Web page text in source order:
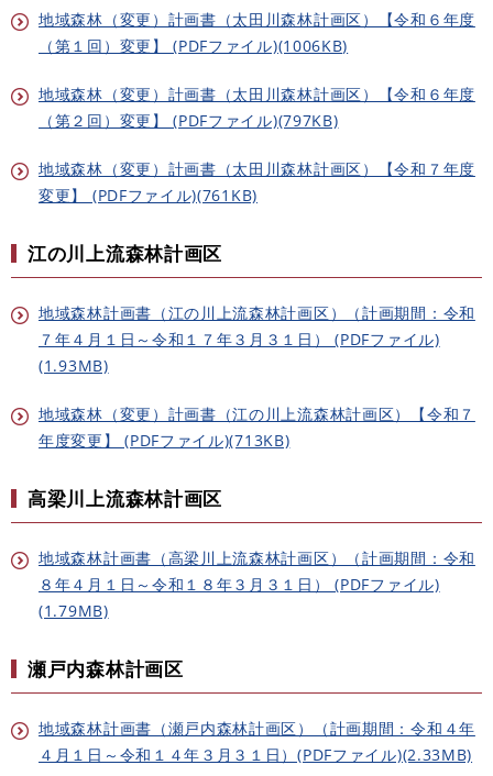
地域森林（変更）計画書（太田川森林計画区）【令和６年度
（第１回）変更】 (PDFファイル)(1006KB)
地域森林（変更）計画書（太田川森林計画区）【令和６年度
（第２回）変更】 (PDFファイル)(797KB)
地域森林（変更）計画書（太田川森林計画区）【令和７年度
変更】 (PDFファイル)(761KB)
江の川上流森林計画区
地域森林計画書（江の川上流森林計画区）（計画期間：令和
７年４月１日～令和１７年３月３１日） (PDFファイル)
(1.93MB)
地域森林（変更）計画書（江の川上流森林計画区）【令和７
年度変更】 (PDFファイル)(713KB)
高梁川上流森林計画区
地域森林計画書（高梁川上流森林計画区）（計画期間：令和
８年４月１日～令和１８年３月３１日） (PDFファイル)
(1.79MB)
瀬戸内森林計画区
地域森林計画書（瀬戸内森林計画区）（計画期間：令和４年
４月１日～令和１４年３月３１日）(PDFファイル)(2.33MB)